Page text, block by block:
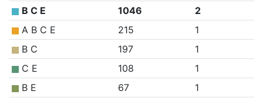
B C E
1046
2
A B C E
215
1
B C
197
1
C E
108
1
B E
67
1